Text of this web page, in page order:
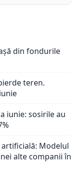
din fondurile
teren.
iunie: sosirile au
Modelul
alte companii în